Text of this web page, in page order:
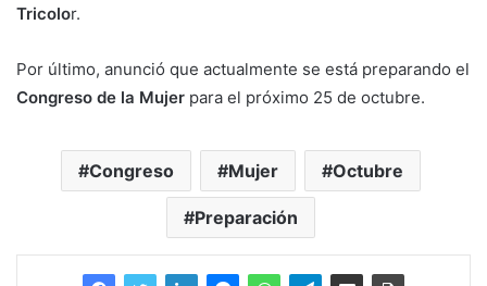
Tricolor.
Por último, anunció que actualmente se está preparando el
Congreso de la Mujer para el próximo 25 de octubre.
Congreso Mujer Octubre
Preparación